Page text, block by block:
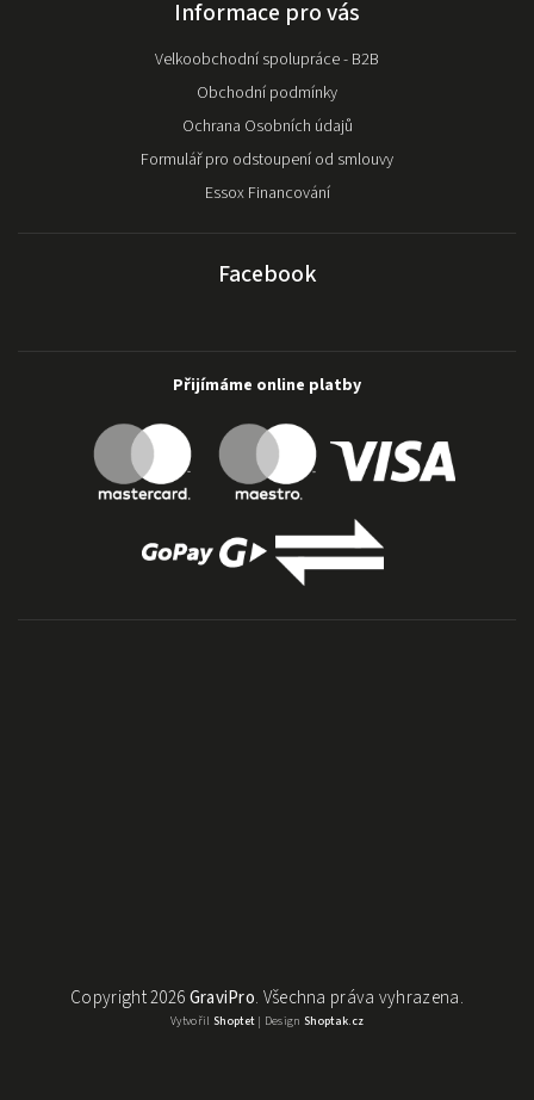
Informace pro vás
Velkoobchodní spolupráce - B2B
Obchodní podmínky
Ochrana Osobních údajů
Formulář pro odstoupení od smlouvy
Essox Financování
Facebook
Přijímáme online platby
Copyright 2026GraviPro. Všechna práva vyhrazena.
Vytvořil Shoptet| Design Shoptak.cz